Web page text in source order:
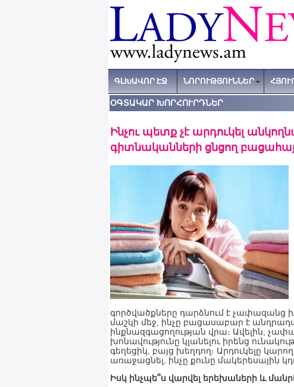
ԳԼԽԱՎՈՐ ԷՋ ՆՈՐՈՒԹՅՈՒՆՆԵՐ
ՕԳՏԱԿԱՐ ԽՈՐՀՈՒՐԴՆԵՐ
Ինչու պետք չէ արդուկել
գիտնականների ցնցող
գործվածքները դարձնում է չափազանց
մաշկի մեջ, ինչը բացասաբար է
ինքնազգացողության վրա։ Ավելին,
խոնավությունը կլանելու իրենց
գեղեցիկ, բայց խեղդող։ Արդուկելը
առաջացնել, ինչը քունը մակերեսային
Իսկ ինչպե՞ս վարվել երեխաների և